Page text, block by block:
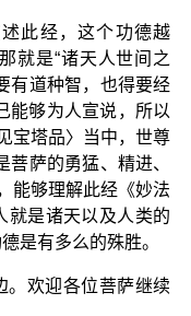
此经，这个功德越
就是“诸天人世间之
有道种智，也得要经
能够为人宣说，所以
宝塔品〉当中，世尊
菩萨的勇猛、精进、
能够理解此经《妙法
就是诸天以及人类的
是有多么的殊胜。
。欢迎各位菩萨继续